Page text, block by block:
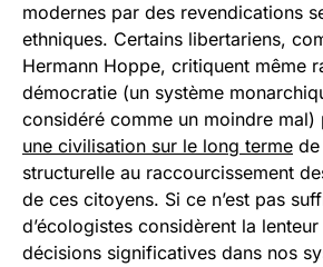
modernes par des revendications
ethniques. Certains libertariens,
Hermann Hoppe, critiquent même
démocratie (un système
considéré comme un moindre mal)
une civilisation sur le long terme
structurelle au raccourcissement
de ces citoyens. Si ce n’est pas
d’écologistes considèrent la
décisions significatives dans nos